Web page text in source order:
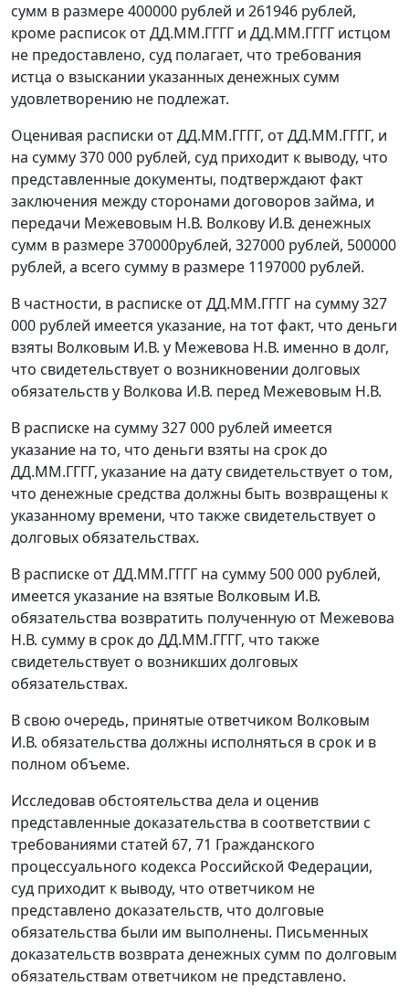
сумм в размере 400000 рублей и 261946 рублей,
кроме расписок от ДД.ММ.ГГГГ и ДД.ММ.ГГГГ истцом
не предоставлено, суд полагает, что требования
истца о взыскании указанных денежных сумм
удовлетворению не подлежат.
Оценивая расписки от ДД.ММ.ГГГГ, от ДД.ММ.ГГГГ, и
на сумму 370 000 рублей, суд приходит к выводу, что
представленные документы, подтверждают факт
заключения между сторонами договоров займа, и
передачи Межевовым Н.В. Волкову И.В. денежных
сумм в размере 370000рублей, 327000 рублей, 500000
рублей, а всего сумму в размере 1197000 рублей.
В частности, в расписке от ДД.ММ.ГГГГ на сумму 327
000 рублей имеется указание, на тот факт, что деньги
взяты Волковым И.В. у Межевова Н.В. именно в долг,
что свидетельствует о возникновении долговых
обязательств у Волкова И.В. перед Межевовым Н.В.
В расписке на сумму 327 000 рублей имеется
указание на то, что деньги взяты на срок до
ДД.ММ.ГГГГ, указание на дату свидетельствует о том,
что денежные средства должны быть возвращены к
указанному времени, что также свидетельствует о
долговых обязательствах.
В расписке от ДД.ММ.ГГГГ на сумму 500 000 рублей,
имеется указание на взятые Волковым И.В.
обязательства возвратить полученную от Межевова
Н.В. сумму в срок до ДД.ММ.ГГГГ, что также
свидетельствует о возникших долговых
обязательствах.
В свою очередь, принятые ответчиком Волковым
И.В. обязательства должны исполняться в срок и в
полном объеме.
Исследовав обстоятельства дела и оценив
представленные доказательства в соответствии с
требованиями статей 67, 71 Гражданского
процессуального кодекса Российской Федерации,
суд приходит к выводу, что ответчиком не
представлено доказательств, что долговые
обязательства были им выполнены. Письменных
доказательств возврата денежных сумм по долговым
обязательствам ответчиком не представлено.